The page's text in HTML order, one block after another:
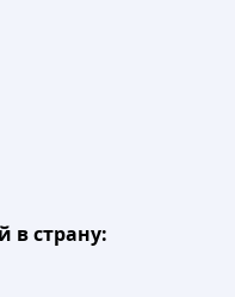
в страну: